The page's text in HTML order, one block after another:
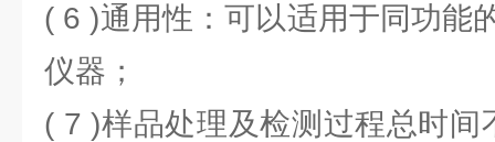
( 6 )通用性：可以适用于同功能
仪器；
( 7 )样品处理及检测过程总时